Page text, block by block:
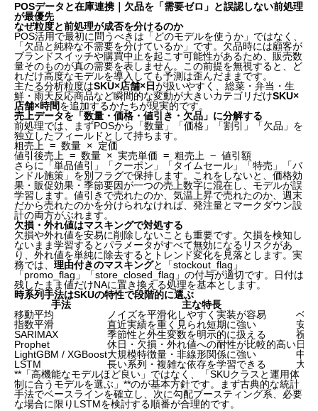
POSデータと在庫連携｜欠品を「需要ゼロ」と誤認しない前処理
が最優先
なぜ粒度と前処理が成否を分けるのか
POS活用で最初に問うべきは「どのモデルを使うか」ではなく、
「欠品と純粋な不需要を分けているか」です。欠品時には顧客が
ブランドスイッチや購買中止を起こす可能性があるため、販売数
量そのものが真の需要を表しません。この前提を無視すると、ど
れだけ高度なモデルを導入しても予測は歪んだままです。
主たる分析粒度はSKU×店舗×日が扱いやすく、総菜・弁当・生
鮮・雨天反応商品など瞬間的な変動が大きいカテゴリだけSKU×
店舗×時間を追加するかたちが現実的です。
売上データを「数量・価格・値引き・欠品」に分解する
前処理では、まずPOSから「数量」「価格」「割引」「欠品」を
独立したフィールドとして持ちます。
粗売上 = 数量 × 定価
値引後売上 = 数量 × 実売単価 = 粗売上 − 値引額
さらに「単品値引」「クーポン」「タイムセール」「特売」「バ
ンドル施策」を別フラグで保持します。これをしないと、価格効
果・販促効果・季節要因が一つの売上数字に混在し、モデルが誤
学習します。値引きで売れたのか、気温上昇で売れたのか、週末
だから売れたのかを分けられなければ、発注量とマークダウン設
計の両方がぶれます。
欠損・外れ値はマスキングで対処する
欠損や外れ値を安易に削除しないことも重要です。欠損を検知し
ないまま学習するとパラメータがすべて無効になるリスクがあ
り、外れ値を単純に除去するとトレンド変化を見落とします。実
務では、 理由付きのマスキングと「stockout_flag」
「promo_flag」「store_closed_flag」の付与が適切です。日付は
残したまま値だけNAに置き換える処理を基本とします。
時系列手法はSKUの特性で段階的に選ぶ
手法
主な特長
移動平均
ノイズを平滑化しやすく実装が容易
ベー
指数平滑
直近実績を重く見られ短期に強い
安定
SARIMAX
季節性と外生変数を明示的に扱える
祝日
Prophet
休日・欠損・外れ値への耐性が比較的高い日
LightGBM / XGBoost大規模特徴量・非線形関係に強い
中高
LSTM
長い系列・複雑な依存を学習できる
大
**「高機能なモデルほど良い」ではなく、「SKUクラスと運用体
制に合うモデルを選ぶ」**のが基本方針です。まず古典的な統計
手法でベースラインを確立し、次に勾配ブースティング系、必要
な場合に限りLSTMを検討する順番が合理的です。